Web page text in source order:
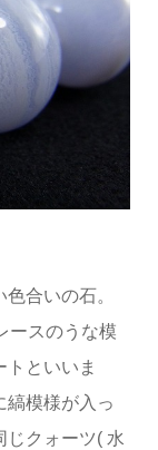
合いの石。
ースのうな模
といいま
縞模様が入っ
じクォーツ( 水